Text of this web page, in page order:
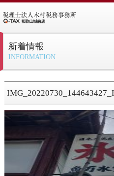
新着情報
INFORMATION